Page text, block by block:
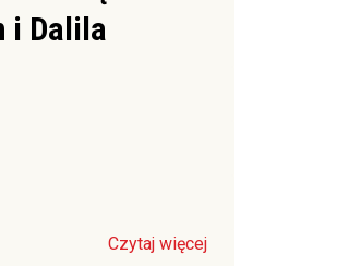
i Dalila
Czytaj więcej